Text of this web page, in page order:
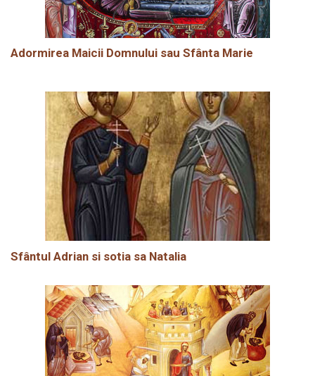
Adormirea Maicii Domnului sau Sfânta Marie
Sfântul Adrian si sotia sa Natalia